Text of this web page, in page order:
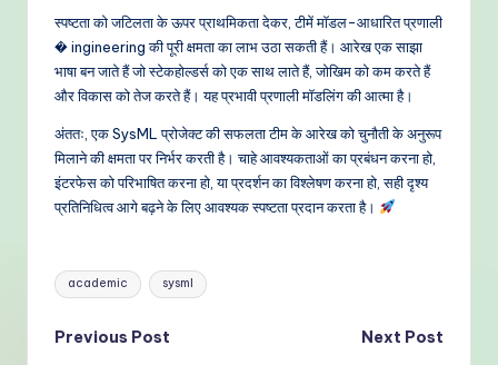
स्पष्टता को जटिलता के ऊपर प्राथमिकता देकर, टीमें मॉडल-आधारित प्रणाली
� ingineering की पूरी क्षमता का लाभ उठा सकती हैं। आरेख एक साझा
भाषा बन जाते हैं जो स्टेकहोल्डर्स को एक साथ लाते हैं, जोखिम को कम करते हैं
और विकास को तेज करते हैं। यह प्रभावी प्रणाली मॉडलिंग की आत्मा है।
अंततः, एक SysML प्रोजेक्ट की सफलता टीम के आरेख को चुनौती के अनुरूप
मिलाने की क्षमता पर निर्भर करती है। चाहे आवश्यकताओं का प्रबंधन करना हो,
इंटरफेस को परिभाषित करना हो, या प्रदर्शन का विश्लेषण करना हो, सही दृश्य
प्रतिनिधित्व आगे बढ़ने के लिए आवश्यक स्पष्टता प्रदान करता है।
Tags:
academic sysml
Post
Previous Post Next Post